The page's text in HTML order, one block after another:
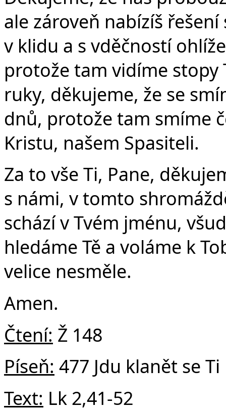
ale zároveň nabízíš
v klidu a s vděčností
protože tam vidíme
ruky, děkujeme, že se
dnů, protože tam smíme
Kristu, našem Spasiteli.
Za to vše Ti, Pane,
s námi, v tomto
schází v Tvém jménu,
hledáme Tě a voláme k
velice nesměle.
Amen.
Čtení: Ž 148
Píseň: 477 Jdu klanět se
Text: Lk 2,41-52